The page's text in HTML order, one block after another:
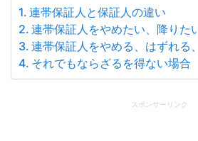
連帯保証人と保証人の違い
連帯保証人をやめたい、降りた
連帯保証人をやめる、はずれる
それでもならざるを得ない場合
スポンサーリンク